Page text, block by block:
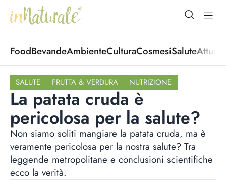
open
FoodBevandeAmbienteCulturaCosmesiSalute
SALUTE FRUTTA & VERDURA NUTRIZIONE
La patata cruda è
pericolosa per la salute?
Non siamo soliti mangiare la patata cruda, ma è
veramente pericolosa per la nostra salute? Tra
leggende metropolitane e conclusioni scientifiche
ecco la verità.